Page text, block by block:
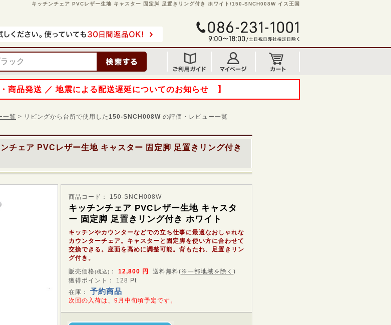
キッチンチェア PVCレザー生地 キャスター 固定脚 足置きリング付き ホワイト/150-SNCH008W イス王国
商品発送 ／ 地震による配送遅延についてのお知らせ 】
一覧 > リビングから台所で使用した150-SNCH008W の評価・レビュー一覧
チェア PVCレザー生地 キャスター 固定脚 足置きリング付き
商品コード： 150-SNCH008W
キッチンチェア PVCレザー生地 キャスタ
ー 固定脚 足置きリング付き ホワイト
キッチンやカウンターなどでの立ち仕事に最適なおしゃれな
カウンターチェア。キャスターと固定脚を使い方に合わせて
交換できる。座面を高めに調整可能。背もたれ、足置きリン
グ付き。
販売価格(税込) ： 12,800 円 送料無料(※一部地域を除く )
獲得ポイント： 128 Pt
在庫： 予約商品
次回の入荷は、9月中旬頃予定です。